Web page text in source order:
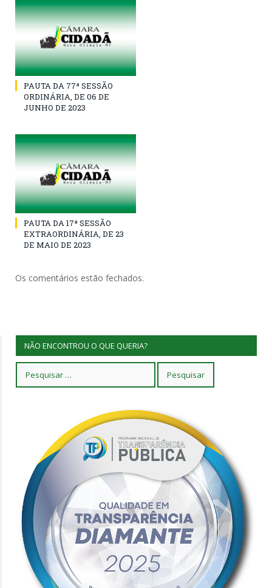
PAUTA DA 77ª SESSÃO
ORDINÁRIA, DE 06 DE
JUNHO DE 2023
PAUTA DA 17ª SESSÃO
EXTRAORDINÁRIA, DE 23
DE MAIO DE 2023
Os comentários estão fechados.
NÃO ENCONTROU O QUE QUERIA?